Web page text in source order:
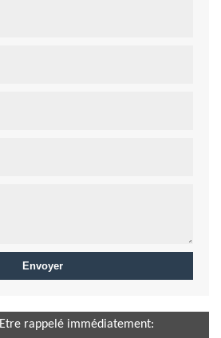
Etre rappelé immédiatement: